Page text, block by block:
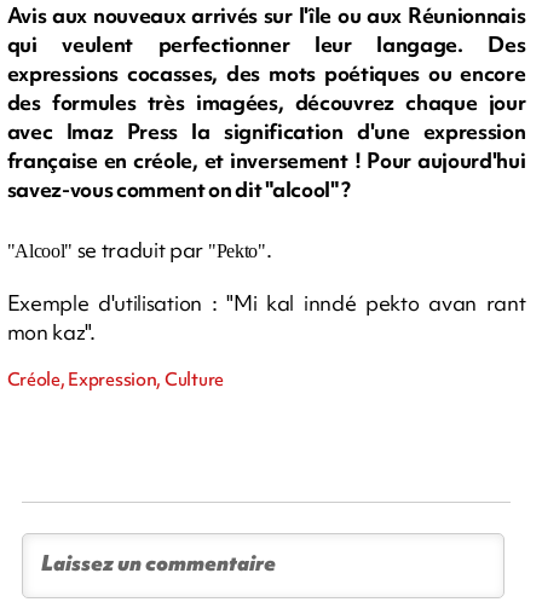
Avis aux nouveaux arrivés sur l'île ou aux Réunionnais
qui veulent perfectionner leur langage. Des
expressions cocasses, des mots poétiques ou encore
des formules très imagées, découvrez chaque jour
avec Imaz Press la signification d'une expression
française en créole, et inversement ! Pour aujourd'hui
savez-vous comment on dit "alcool" ?
"Alcool" se traduit par "Pekto".
Exemple d'utilisation : "Mi kal inndé pekto avan rant
mon kaz".
Créole, Expression, Culture